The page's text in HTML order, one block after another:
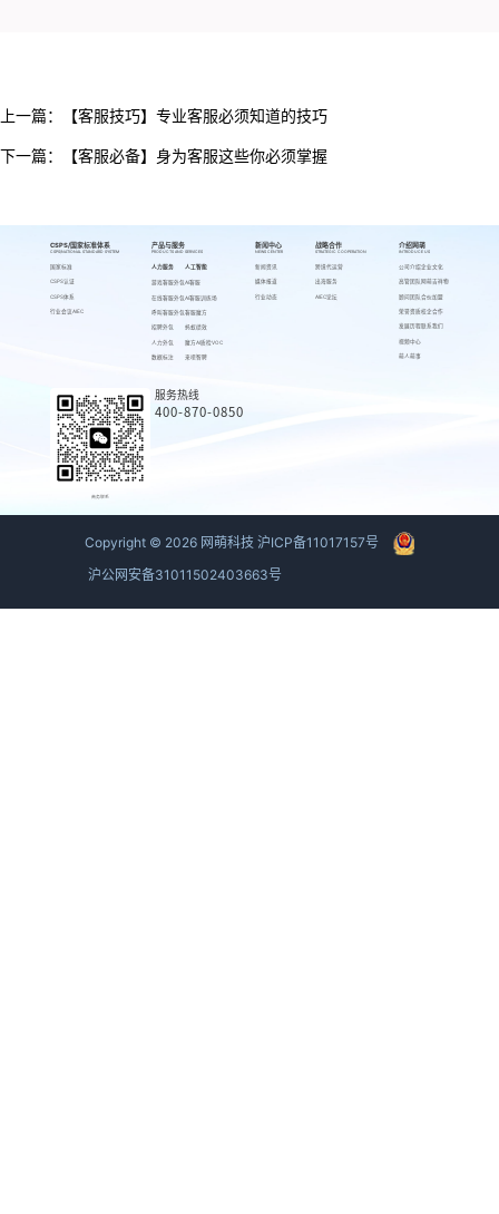
上一篇： 【客服技巧】专业客服必须知道的技巧
下一篇： 【客服必备】身为客服这些你必须掌握
CSPS/国家标准体系
CSPS/NATIONAL STANDARD SYSTEM
国家标准
CSPS认证
CSPS体系
行业会议AIEC
产品与服务
PRODUCTS AND SERVICES
人力服务
游戏客服外包
在线客服外包
呼叫客服外包
招聘外包
人力外包
数据标注
人工智能
AI客服
AI客服训练场
客服魔方
蚂蚁绩效
魔方AI质检VOC
来呗智聘
新闻中心
NEWS CENTER
新闻资讯
媒体报道
行业动态
战略合作
STRATEGIC COOPERATION
跨境代运营
出海服务
AIEC论坛
介绍网萌
INTRODUCE US
公司介绍
高管团队
顾问团队
荣誉资质
发展历程
视频中心
萌人萌事
企业文化
网萌吉祥物
合伙加盟
校企合作
联系我们
商务联系
服务热线
400-870-0850
Copyright © 2026 网萌科技 沪ICP备11017157号
沪公网安备31011502403663号